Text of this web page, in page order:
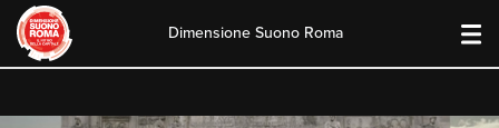
content
Dimensione Suono Roma